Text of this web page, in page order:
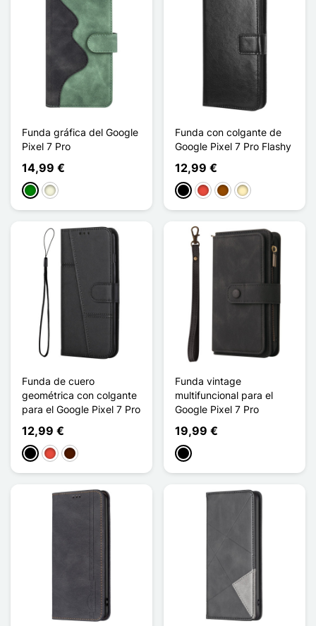
Funda gráfica del Google
Pixel 7 Pro
14,99 €
VerdeBeige
Funda con colgante de
Google Pixel 7 Pro Flashy
12,99 €
NegroRojoMarrón
Oro
Funda de cuero
geométrica con colgante
para el Google Pixel 7 Pro
12,99 €
NegroRojoMarrón oscuro
Funda vintage
multifuncional para el
Google Pixel 7 Pro
19,99 €
Negro